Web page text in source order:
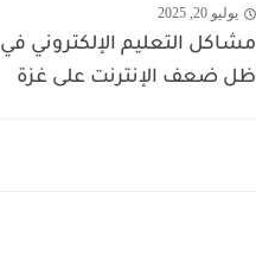
يوليو 20, 2025
مشاكل التعليم الإلكتروني في
ظل ضعف الإنترنت على غزة